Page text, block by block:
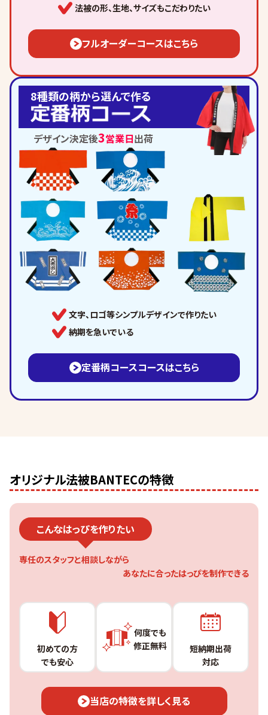
法被の形、生地、サイズもこだわりたい
フルオーダーコースはこちら
8種類の柄から選んで作る
デザイン決定後3営業日出荷
文字、ロゴ等シンプルデザインで作りたい
納期を急いでいる
定番柄コースコースはこちら
オリジナル法被BANTECの特徴
こんなはっぴを作りたい
専任のスタッフと相談しながら
あなたに合ったはっぴを制作できる
初めての方
でも安心
何度でも
修正無料
短納期出荷
対応
当店の特徴を詳しく見る